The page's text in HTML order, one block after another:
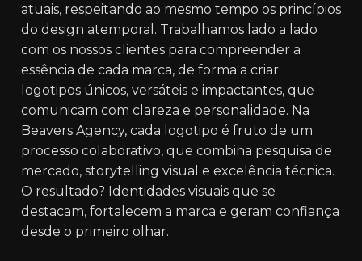
atuais, respeitando ao mesmo tempo os princípios
do design atemporal. Trabalhamos lado a lado
com os nossos clientes para compreender a
essência de cada marca, de forma a criar
logotipos únicos, versáteis e impactantes, que
comunicam com clareza e personalidade. Na
Beavers Agency, cada logotipo é fruto de um
processo colaborativo, que combina pesquisa de
mercado, storytelling visual e excelência técnica.
O resultado? Identidades visuais que se
destacam, fortalecem a marca e geram confiança
desde o primeiro olhar.